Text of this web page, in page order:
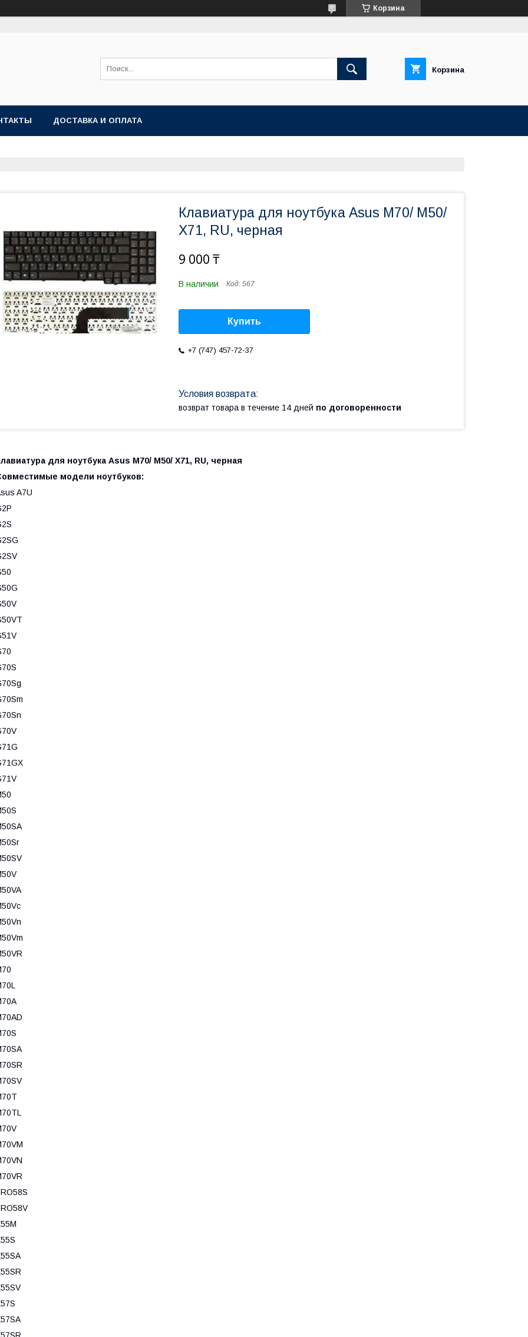
Корзина
Корзина
ДОСТАВКА И ОПЛАТА
Клавиатура для ноутбука Asus M70/ M50/
X71, RU, черная
9 000 ₸
В наличии Код: 567
Купить
+7 (747) 457-72-37
возврат товара в течение 14 дней по договоренности
для ноутбука Asus M70/ M50/ X71, RU, черная
модели ноутбуков:
A7U